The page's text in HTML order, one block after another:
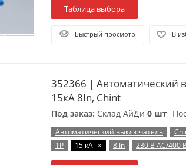
Таблица выбора
Быстрый просмотр В
352366 | Автоматический
15кА 8In, Chint
Под заказ: Склад АйДи 0 шт
Автоматический выключатель
1P
15 кА x 8 In 230 В AC/400